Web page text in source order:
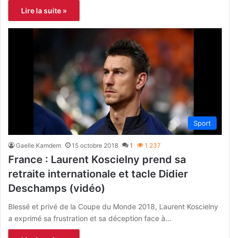
Lire la suite »
Sport
Gaelle Kamdem 15 octobre 2018 1 1 237
France : Laurent Koscielny prend sa
retraite internationale et tacle Didier
Deschamps (vidéo)
Blessé et privé de la Coupe du Monde 2018, Laurent Koscielny
a exprimé sa frustration et sa déception face à…